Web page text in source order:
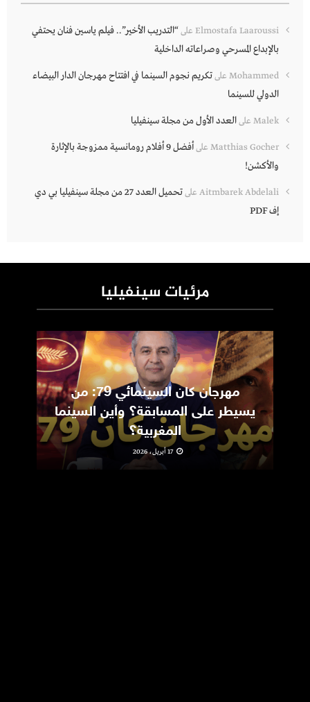
Elmostafa Laaroussi على“التدريب الأخير”.. فيلم ياسين فنان يحتفي
بالإبداع المسرحي وصراعاته الداخلية
Mohammed علىتكريم نجوم السينما في افتتاح مهرجان الدار البيضاء
الدولي للسينما
Malek علىالعدد الأول من مجلة سينفيليا
Matthias Gocher على
أفضل 9 أفلام رومانسية ممزوجة بالإثارة
والأكشن!
Aitmbarek Abdelali على
تحميل العدد 27 من مجلة سينفيليا بي دي
إف PDF
مرئيات سينفيليا
مهرجان كان السينمائي 79: من
يسيطر على المسابقة؟ وأين السينما
المغربية؟
17 أبريل، 2026